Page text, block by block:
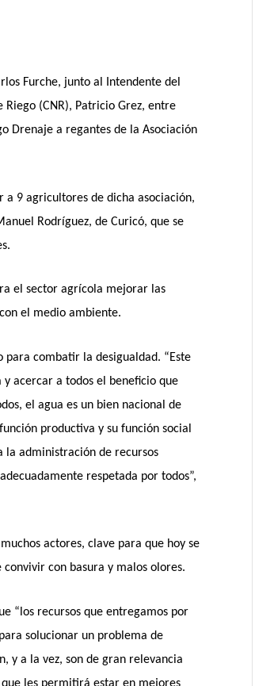
Furche, junto al Intendente del
(CNR), Patricio Grez, entre
Drenaje a regantes de la Asociación
a 9 agricultores de dicha asociación,
Rodríguez, de Curicó, que se
el sector agrícola mejorar las
el medio ambiente.
combatir la desigualdad. “Este
acercar a todos el beneficio que
el agua es un bien nacional de
productiva y su función social
la administración de recursos
respetada por todos”,
actores, clave para que hoy se
con basura y malos olores.
“los recursos que entregamos por
solucionar un problema de
y a la vez, son de gran relevancia